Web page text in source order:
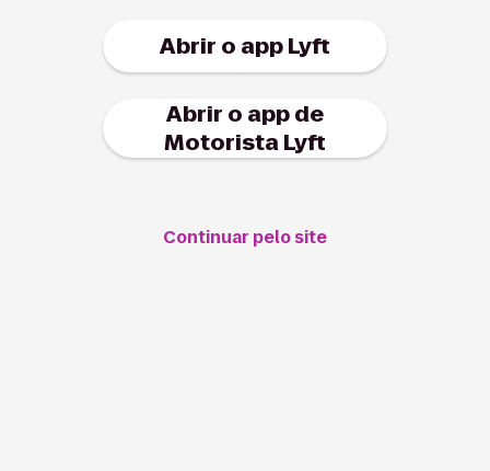
Abrir o app Lyft
Abrir o app de
Motorista Lyft
Continuar pelo site